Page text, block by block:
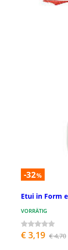
-32%
Etui in Form
VORRÄTIG
€ 3,19 € 4,70